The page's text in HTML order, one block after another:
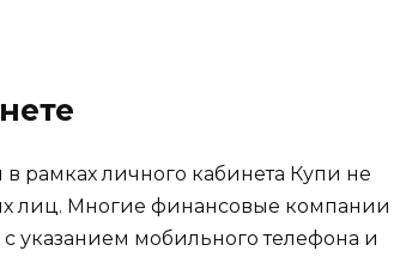
рамках личного кабинета Купи не
лиц. Многие финансовые компании
указанием мобильного телефона и